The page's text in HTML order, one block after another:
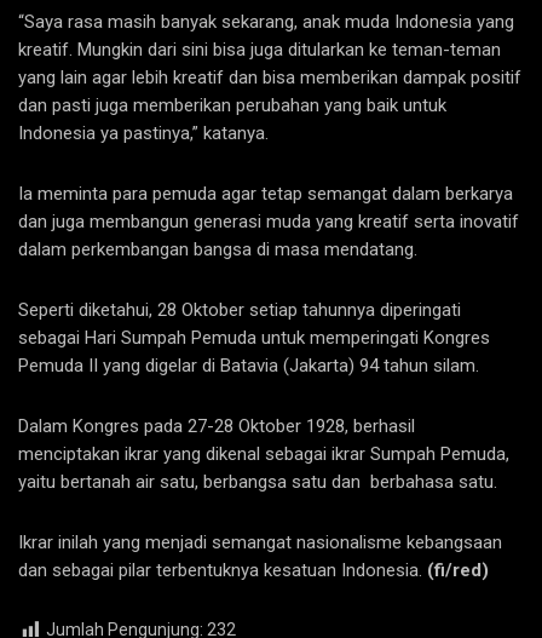
“Saya rasa masih banyak sekarang, anak muda Indonesia yang
kreatif. Mungkin dari sini bisa juga ditularkan ke teman-teman
yang lain agar lebih kreatif dan bisa memberikan dampak positif
dan pasti juga memberikan perubahan yang baik untuk
Indonesia ya pastinya,” katanya.
Ia meminta para pemuda agar tetap semangat dalam berkarya
dan juga membangun generasi muda yang kreatif serta inovatif
dalam perkembangan bangsa di masa mendatang.
Seperti diketahui, 28 Oktober setiap tahunnya diperingati
sebagai Hari Sumpah Pemuda untuk memperingati Kongres
Pemuda II yang digelar di Batavia (Jakarta) 94 tahun silam.
Dalam Kongres pada 27-28 Oktober 1928, berhasil
menciptakan ikrar yang dikenal sebagai ikrar Sumpah Pemuda,
yaitu bertanah air satu, berbangsa satu dan berbahasa satu.
Ikrar inilah yang menjadi semangat nasionalisme kebangsaan
dan sebagai pilar terbentuknya kesatuan Indonesia. (fi/red)
Jumlah Pengunjung: 232